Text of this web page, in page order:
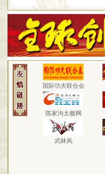
国际功夫联合会
陈家沟太极网
武林风